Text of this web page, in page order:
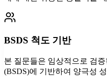
BSDS 척도 기반
본 질문들은 임상적으로 검
(BSDS)에 기반하여 양극성